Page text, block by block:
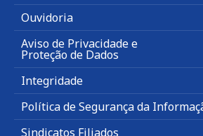
Ouvidoria
Aviso de Privacidade e
Proteção de Dados
Integridade
Política de Segurança da
Sindicatos Filiados